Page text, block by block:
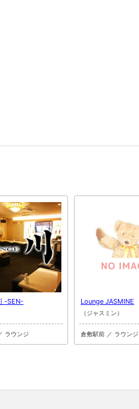
-SEN-
ラウンジ
Lounge JASMINE
（ジャスミン）
倉敷駅前 ／ ラウンジ